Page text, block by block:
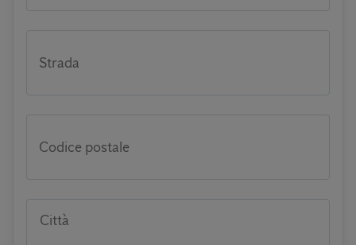
Strada
Codice postale
Città